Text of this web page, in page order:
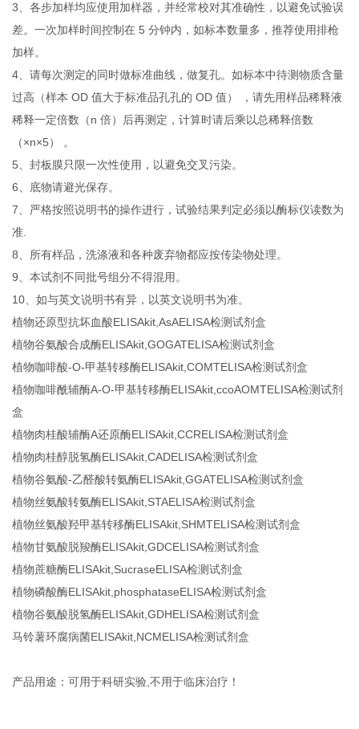
3、各步加样均应使用加样器，并经常校对其准确性，以避免试验误
差。一次加样时间控制在 5 分钟内，如标本数量多，推荐使用排枪
加样。
4、请每次测定的同时做标准曲线，做复孔。如标本中待测物质含量
过高（样本 OD 值大于标准品孔孔的 OD 值） ，请先用样品稀释液
稀释一定倍数（n 倍）后再测定，计算时请后乘以总稀释倍数
（×n×5） 。
5、封板膜只限一次性使用，以避免交叉污染。
6、底物请避光保存。
7、严格按照说明书的操作进行，试验结果判定必须以酶标仪读数为
准.
8、所有样品，洗涤液和各种废弃物都应按传染物处理。
9、本试剂不同批号组分不得混用。
10、如与英文说明书有异，以英文说明书为准。
植物还原型抗坏血酸ELISAkit,AsAELISA检测试剂盒
植物谷氨酸合成酶ELISAkit,GOGATELISA检测试剂盒
植物咖啡酸-O-甲基转移酶ELISAkit,COMTELISA检测试剂盒
植物咖啡酰辅酶A-O-甲基转移酶ELISAkit,ccoAOMTELISA检测试剂
盒
植物肉桂酸辅酶A还原酶ELISAkit,CCRELISA检测试剂盒
植物肉桂醇脱氢酶ELISAkit,CADELISA检测试剂盒
植物谷氨酸-乙醛酸转氨酶ELISAkit,GGATELISA检测试剂盒
植物丝氨酸转氨酶ELISAkit,STAELISA检测试剂盒
植物丝氨酸羟甲基转移酶ELISAkit,SHMTELISA检测试剂盒
植物甘氨酸脱羧酶ELISAkit,GDCELISA检测试剂盒
植物蔗糖酶ELISAkit,SucraseELISA检测试剂盒
植物磷酸酶ELISAkit,phosphataseELISA检测试剂盒
植物谷氨酸脱氢酶ELISAkit,GDHELISA检测试剂盒
马铃薯环腐病菌ELISAkit,NCMELISA检测试剂盒
产品用途：可用于科研实验,不用于临床治疗！